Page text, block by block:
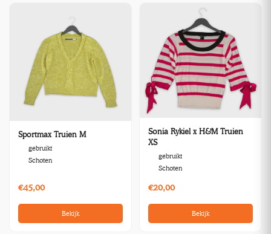
Sportmax Truien M
gebruikt
Schoten
€45,00
Bekijk
Sonia Rykiel x H&M Truien
XS
gebruikt
Schoten
€20,00
Bekijk